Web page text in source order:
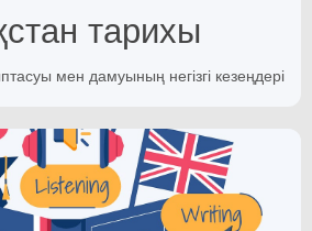
тарихы
мен дамуының негізгі кезеңдері